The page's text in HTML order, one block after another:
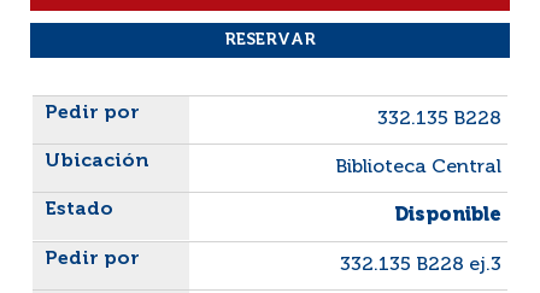
Liste des exemplaires
332.135 B228
Biblioteca Central
Disponible
332.135 B228 ej.3